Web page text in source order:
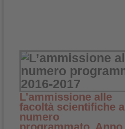
L’ammissione alle
facoltà scientifiche a
numero